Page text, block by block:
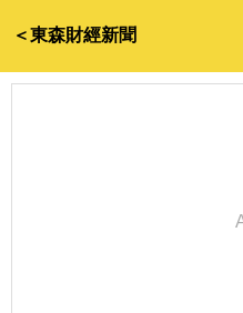
＜東森財經新聞